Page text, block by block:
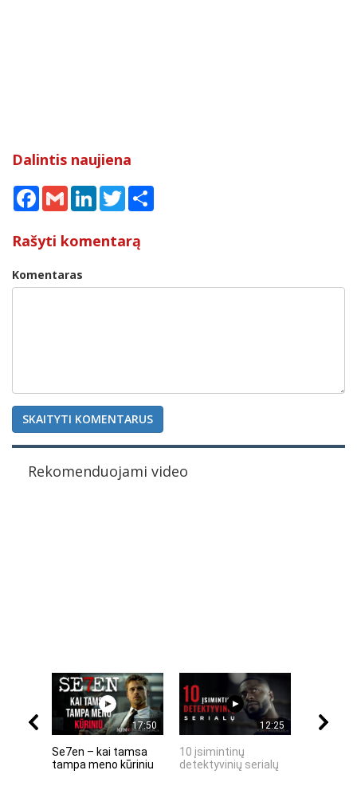
Dalintis naujiena
Facebook
Gmail LinkedInTwitter
Rašyti komentarą
Komentaras
SKAITYTI KOMENTARUS
Rekomenduojami video
17:50
Se7en – kai tamsa
tampa meno kūriniu
12:25
10 įsimintinų
detektyvinių serialų